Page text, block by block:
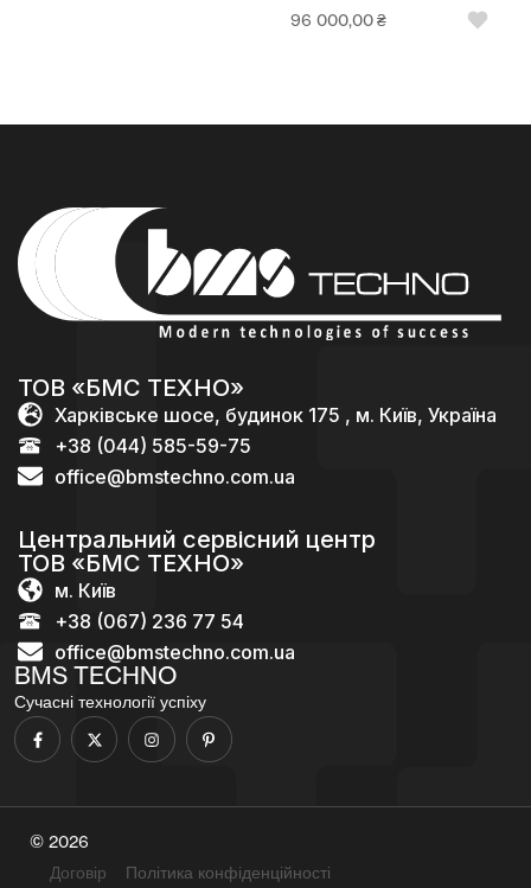
96 000,00₴
BMS TECHNO
Сучасні технології успіху
ТОВ «БМС ТЕХНО»
Харківське шосе, будинок 175 , м. Київ, Україна
+38 (044) 585-59-75
office@bmstechno.com.ua
Центральний сервісний центр
ТОВ «БМС ТЕХНО»
м. Київ
+38 (067) 236 77 54
office@bmstechno.com.ua
© 2026
Договір
Політика конфіденційності